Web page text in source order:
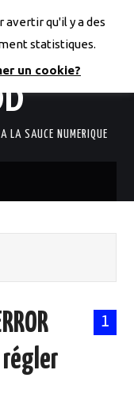
DE
LA SAUCE NUMERIQUE
1
régler
avertir qu'il y a des
statistiques.
un cookie?